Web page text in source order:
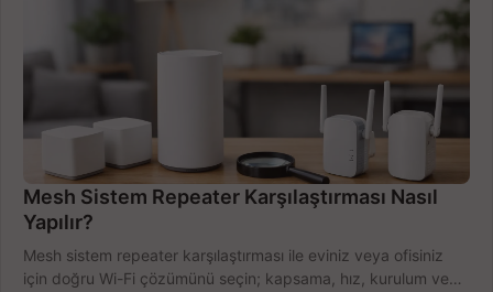
Mesh Sistem Repeater Karşılaştırması Nasıl
Yapılır?
Mesh sistem repeater karşılaştırması ile eviniz veya ofisiniz
için doğru Wi-Fi çözümünü seçin; kapsama, hız, kurulum ve